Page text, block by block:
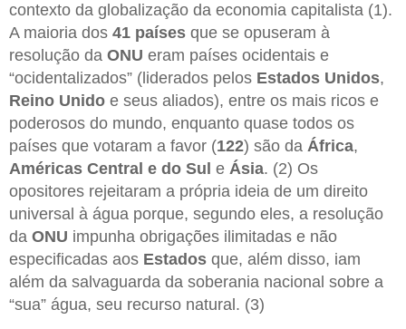
contexto da globalização da economia capitalista (1).
A maioria dos 41 países que se opuseram à
resolução da ONU eram países ocidentais e
“ocidentalizados” (liderados pelos Estados Unidos,
Reino Unido e seus aliados), entre os mais ricos e
poderosos do mundo, enquanto quase todos os
países que votaram a favor (122) são da África,
Américas Central e do Sul e Ásia. (2) Os
opositores rejeitaram a própria ideia de um direito
universal à água porque, segundo eles, a resolução
da ONU impunha obrigações ilimitadas e não
especificadas aos Estados que, além disso, iam
além da salvaguarda da soberania nacional sobre a
“sua” água, seu recurso natural. (3)